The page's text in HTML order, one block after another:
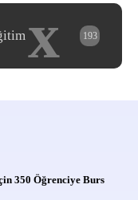
x 193
350 Öğrenciye Burs